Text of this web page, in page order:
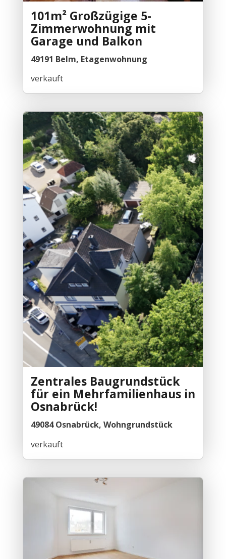
101m² Großzügige 5-
Zimmerwohnung mit
Garage und Balkon
49191 Belm, Etagenwohnung
verkauft
Zentrales Baugrundstück
für ein Mehrfamilienhaus in
Osnabrück!
49084 Osnabrück, Wohngrundstück
verkauft